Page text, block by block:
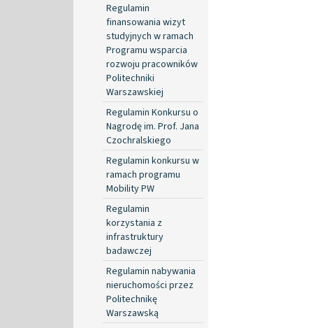
Regulamin
finansowania wizyt
studyjnych w ramach
Programu wsparcia
rozwoju pracowników
Politechniki
Warszawskiej
Regulamin Konkursu o
Nagrodę im. Prof. Jana
Czochralskiego
Regulamin konkursu w
ramach programu
Mobility PW
Regulamin
korzystania z
infrastruktury
badawczej
Regulamin nabywania
nieruchomości przez
Politechnikę
Warszawską